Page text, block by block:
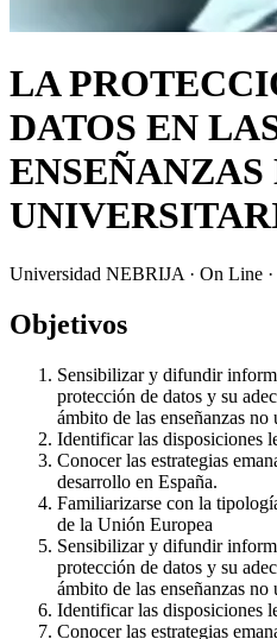
LA
DATOS EN
ENSEÑANZAS
Universidad NEBRIJA · On Line ·
Objetivos
Sensibilizar y difundir
protección de datos y su
ámbito de las enseñanzas no
Identificar las disposiciones
Conocer las estrategias
desarrollo en España.
Familiarizarse con la
de la Unión Europea
Sensibilizar y difundir
protección de datos y su
ámbito de las enseñanzas no
Identificar las disposiciones
Conocer las estrategias